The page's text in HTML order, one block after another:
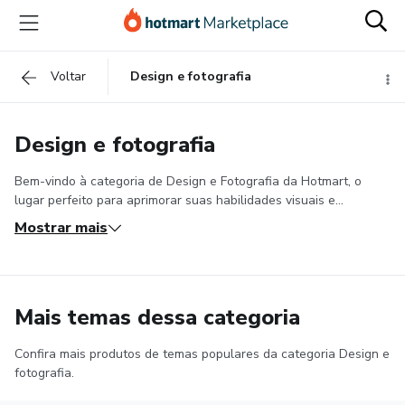
Voltar Design e fotografia
Design e fotografia
Bem-vindo à categoria de Design e Fotografia da Hotmart, o
lugar perfeito para aprimorar suas habilidades visuais e
mergulhar no mundo da criação. Aqui
abrangendo temas como Photoshop, Illustrator, Figma,
muito mais. Se você busca aperfeiçoar suas habilidades de
técnicas avançadas para criar designs incríveis. Se a sua paixão
é a fotografia, nossos cursos abordam desde técnicas básicas
até a fotografia profissional, ensinando você a capturar
momentos únicos.
Mostrar mais
Mais temas dessa categoria
Confira mais produtos de temas populares da categoria Design e
fotografia.